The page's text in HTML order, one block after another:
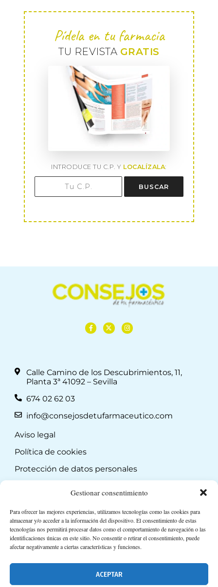
Gestionar consentimiento
Para ofrecer las mejores experiencias, utilizamos tecnologías como las cookies para
almacenar y/o acceder a la información del dispositivo. El consentimiento de estas
tecnologías nos permitirá procesar datos como el comportamiento de navegación o las
identificaciones únicas en este sitio. No consentir o retirar el consentimiento, puede
afectar negativamente a ciertas características y funciones.
ACEPTAR
Pídela en tu farmacia
TU REVISTA GRATIS
INTRODUCE TU C.P. Y LOCALÍZALA:
BUSCAR
Calle Camino de los Descubrimientos, 11,
Planta 3ª 41092 – Sevilla
674 02 62 03
info@consejosdetufarmaceutico.com
Aviso legal
Política de cookies
Protección de datos personales